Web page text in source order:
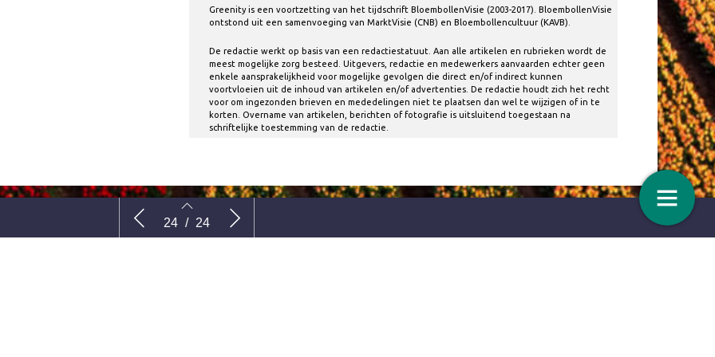
24 / 24
Greenity is een voortzetting van het tijdschrift BloembollenVisie (2003-2017). BloembollenVisie
ontstond uit een samenvoeging van MarktVisie (CNB) en Bloembollencultuur (KAVB).
De redactie werkt op basis van een redactiestatuut. Aan alle artikelen en rubrieken wordt de
meest mogelijke zorg besteed. Uitgevers, redactie en medewerkers aanvaarden echter geen
enkele aansprakelijkheid voor mogelijke gevolgen die direct en/of indirect kunnen
voortvloeien uit de inhoud van artikelen en/of advertenties. De redactie houdt zich het recht
voor om ingezonden brieven en mededelingen niet te plaatsen dan wel te wijzigen of in te
korten. Overname van artikelen, berichten of fotografie is uitsluitend toegestaan na
schriftelijke toestemming van de redactie.